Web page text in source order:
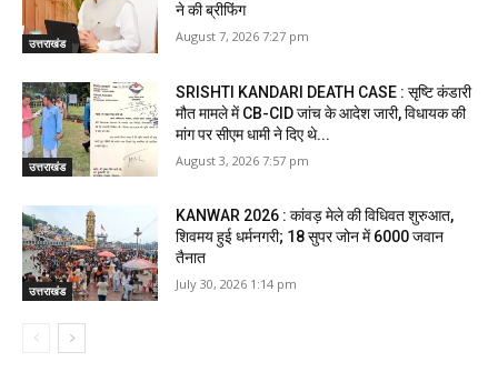
उत्तराखंड
ने की ब्रीफिंग
August 7, 2026 7:27 pm
उत्तराखंड
SRISHTI KANDARI DEATH CASE : सृष्टि कंडारी
मौत मामले में CB-CID जांच के आदेश जारी, विधायक की
मांग पर सीएम धामी ने दिए थे...
August 3, 2026 7:57 pm
उत्तराखंड
KANWAR 2026 : कांवड़ मेले की विधिवत शुरुआत,
शिवमय हुई धर्मनगरी; 18 सुपर जोन में 6000 जवान
तैनात
July 30, 2026 1:14 pm